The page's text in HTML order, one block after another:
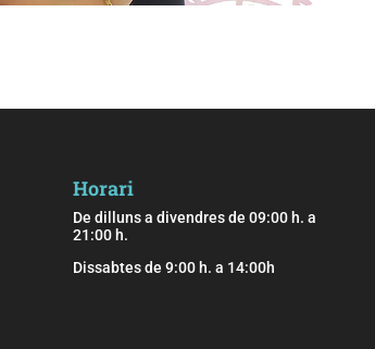
Horari
De dilluns a divendres de 09:00 h. a
21:00 h.
Dissabtes de 9:00 h. a 14:00h